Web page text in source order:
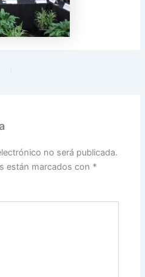
no será publicada.
están marcados con *